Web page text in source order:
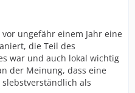
ungefähr einem Jahr eine
die Teil des
war und auch lokal wichtig
der Meinung, dass eine
als